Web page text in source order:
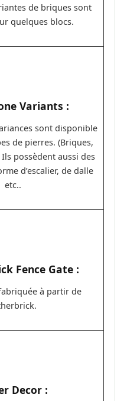
de briques sont
quelques blocs.
Variants :
sont disponible
de pierres. (Briques,
Ils possèdent aussi des
d’escalier, de dalle
etc..
Fence Gate :
à partir de
Decor :